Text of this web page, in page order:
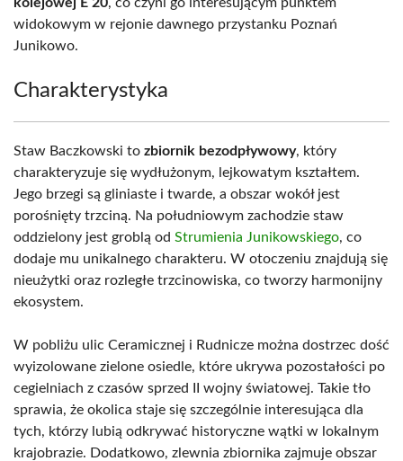
widokowym w rejonie dawnego przystanku Poznań
Junikowo.
Charakterystyka
Staw Baczkowski to zbiornik bezodpływowy, który
charakteryzuje się wydłużonym, lejkowatym kształtem.
Jego brzegi są gliniaste i twarde, a obszar wokół jest
porośnięty trzciną. Na południowym zachodzie staw
oddzielony jest groblą od Strumienia Junikowskiego, co
dodaje mu unikalnego charakteru. W otoczeniu znajdują się
nieużytki oraz rozległe trzcinowiska, co tworzy harmonijny
ekosystem.
W pobliżu ulic Ceramicznej i Rudnicze można dostrzec dość
wyizolowane zielone osiedle, które ukrywa pozostałości po
cegielniach z czasów sprzed II wojny światowej. Takie tło
sprawia, że okolica staje się szczególnie interesująca dla
tych, którzy lubią odkrywać historyczne wątki w lokalnym
krajobrazie. Dodatkowo, zlewnia zbiornika zajmuje obszar